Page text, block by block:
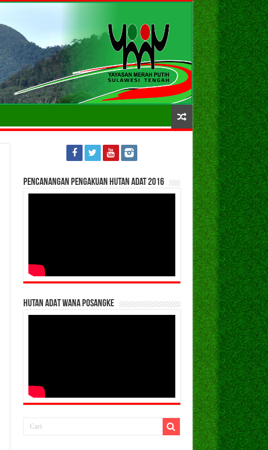
Pencanangan Pengakuan Hutan Adat 2016
HUTAN ADAT WANA POSANGKE